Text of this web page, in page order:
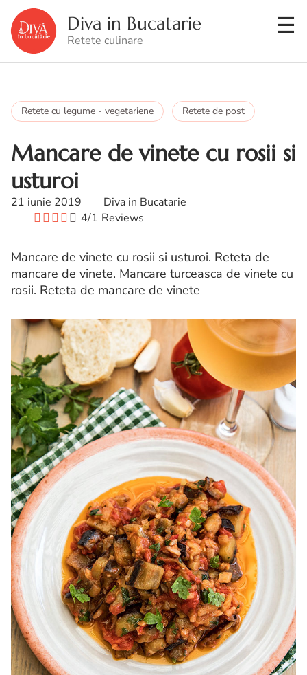
Diva in Bucatarie
Retete culinare
Retete cu legume - vegetariene Retete de post
Mancare de vinete cu rosii si
usturoi
21 iunie 2019
Diva in Bucatarie
4/1 Reviews
Mancare de vinete cu rosii si usturoi. Reteta de
mancare de vinete. Mancare turceasca de vinete cu
rosii. Reteta de mancare de vinete